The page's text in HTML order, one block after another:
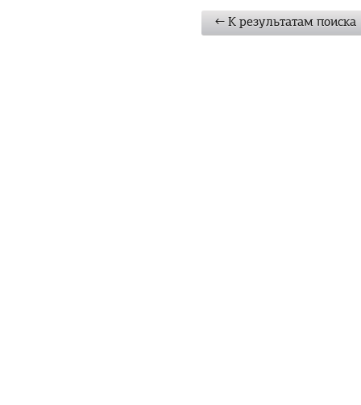
← К результатам поиска